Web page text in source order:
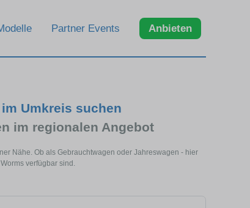
Partner Events Anbieten
Umkreis suchen
im regionalen Angebot
Nähe. Ob als Gebrauchtwagen oder Jahreswagen - hier
verfügbar sind.